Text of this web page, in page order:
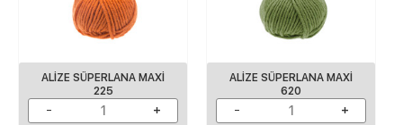
ALIZE SÜPERLANA MAXI
225
ALIZE SÜPERLANA MAXI
620